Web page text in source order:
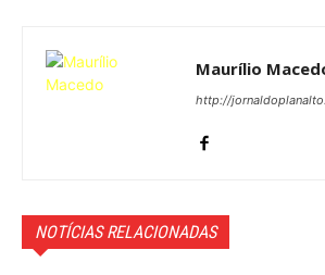
Maurílio
http://
NOTÍCIAS RELACIONADAS